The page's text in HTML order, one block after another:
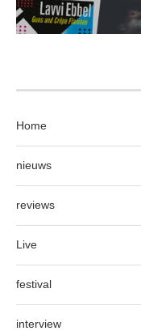
Home
nieuws
reviews
Live
festival
interview